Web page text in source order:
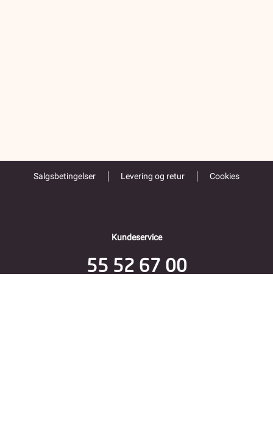
Salgsbetingelser Levering og retur Cookies
Kundeservice
55 52 67 00